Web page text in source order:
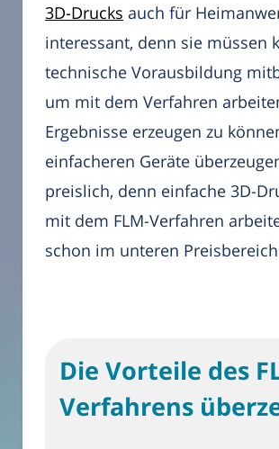
3D-Drucks auch für
interessant, denn sie müssen
technische Vorausbildung
um mit dem Verfahren
Ergebnisse erzeugen zu
einfacheren Geräte
preislich, denn einfache 3D-
mit dem FLM-Verfahren
schon im unteren
Die Vorteile des
Verfahrens